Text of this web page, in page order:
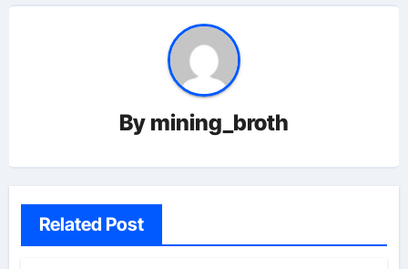
By mining_broth
Related Post